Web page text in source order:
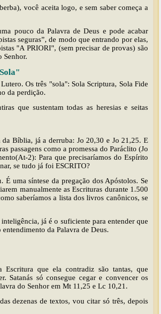
você aceita logo, e sem saber começa a
pouco da Palavra de Deus e pode acabar
seguras”, de modo que entrando por elas,
"A PRIORI", (sem precisar de provas) são
Senhor.
Os três "sola": Sola Scriptura, Sola Fide
da perdição.
que sustentam todas as heresias e seitas
Bíblia, já a derruba: Jo 20,30 e Jo 21,25. E
passagens como a promessa do Paráclito (Jo
2): Para que precisaríamos do Espírito
se tudo já foi ESCRITO?
uma síntese da pregação dos Apóstolos. Se
manualmente as Escrituras durante 1.500
saberíamos a lista dos livros canônicos, se
já é o suficiente para entender que
da Palavra de Deus.
Escritura que ela contradiz são tantas, que
Satanás só consegue cegar e convencer os
do Senhor em Mt 11,25 e Lc 10,21.
dezenas de textos, vou citar só três, depois